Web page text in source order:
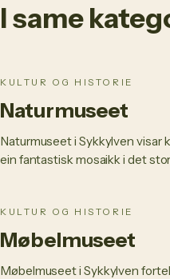
I same
KULTUR OG HISTORIE
Naturmuseet
Naturmuseet i Sykkylven visar
ein fantastisk mosaikk i det
KULTUR OG HISTORIE
Møbelmuseet
Møbelmuseet i Sykkylven